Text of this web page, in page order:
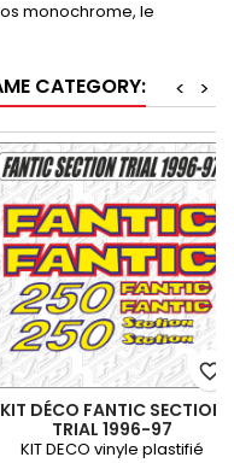
monochrome, le
CATEGORY: >
<
KIT DÉCO FANTIC SECTION
TRIAL 1996-97
KIT DECO vinyle plastifié
favorite_border